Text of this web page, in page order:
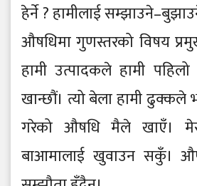
हेर्ने ? हामीलाई
औषधिमा गुणस्तरको विषय
हामी उत्पादकले हामी
खान्छौं। त्यो बेला हामी ढुक्कले
गरेको औषधि मैले खाएँ।
बाआमालाई खुवाउन सकुँ।